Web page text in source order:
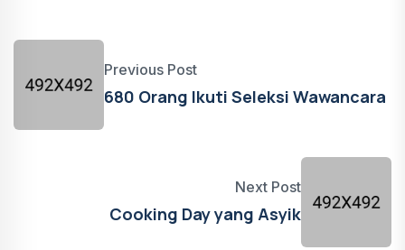
Previous Post
680 Orang Ikuti Seleksi Wawancara
Next Post
Cooking Day yang Asyik